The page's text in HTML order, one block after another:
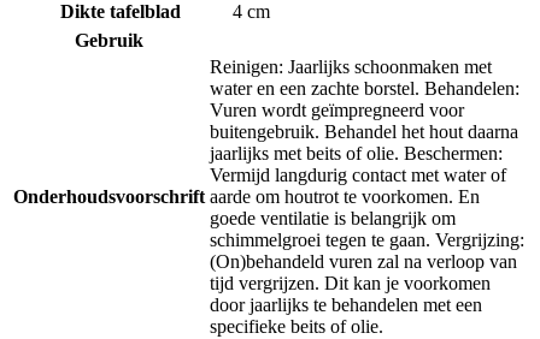
Dikte tafelblad
4 cm
Gebruik
Onderhoudsvoorschrift
Reinigen: Jaarlijks schoonmaken met
water en een zachte borstel. Behandelen:
Vuren wordt geïmpregneerd voor
buitengebruik. Behandel het hout daarna
jaarlijks met beits of olie. Beschermen:
Vermijd langdurig contact met water of
aarde om houtrot te voorkomen. En
goede ventilatie is belangrijk om
schimmelgroei tegen te gaan. Vergrijzing:
(On)behandeld vuren zal na verloop van
tijd vergrijzen. Dit kan je voorkomen
door jaarlijks te behandelen met een
specifieke beits of olie.